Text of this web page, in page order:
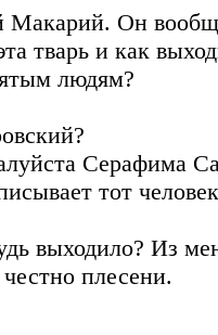
Макарий. Он
тварь и как
людям?
Серафима
тот
выходило? Из
плесени.